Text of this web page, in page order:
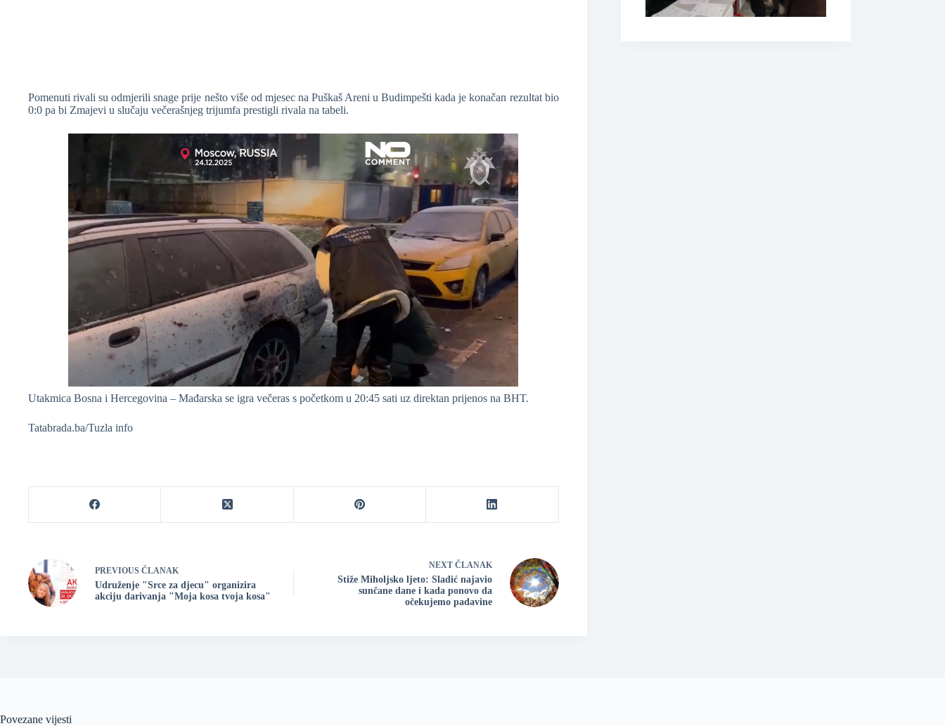
Pomenuti rivali su odmjerili snage prije nešto više od mjesec na Puškaš Areni u Budimpešti kada je konačan rezultat bio
0:0 pa bi Zmajevi u slučaju večerašnjeg trijumfa prestigli rivala na tabeli.
Utakmica Bosna i Hercegovina – Mađarska se igra večeras s početkom u 20:45 sati uz direktan prijenos na BHT.
Tatabrada.ba/Tuzla info
PREVIOUS ČLANAK
Udruženje "Srce za djecu" organizira
akciju darivanja "Moja kosa tvoja kosa"
NEXT ČLANAK
Stiže Miholjsko ljeto: Sladić najavio
sunčane dane i kada ponovo da
očekujemo padavine
Povezane vijesti